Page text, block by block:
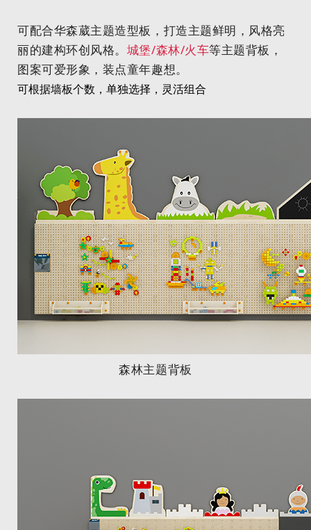
可配合华森葳主题造型板，打造主题鲜明，风格亮
丽的建构环创风格。 城堡/森林/火车等主题背板，
图案可爱形象，装点童年趣想。
可根据墙板个数，单独选择，灵活组合
森林主题背板